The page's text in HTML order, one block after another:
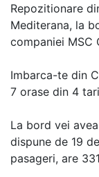
Repozitionare
Mediterana, la
companiei MSC
Imbarca-te din
7 orase din 4
La bord vei
dispune de 19
pasageri, are